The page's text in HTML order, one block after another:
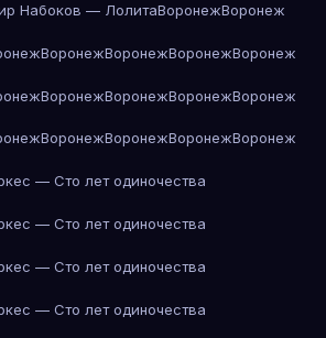
Набоков — ЛолитаВоронежВоронеж
ВоронежВоронежВоронежВоронеж
ВоронежВоронежВоронежВоронеж
ВоронежВоронежВоронежВоронеж
— Сто лет одиночества
— Сто лет одиночества
— Сто лет одиночества
— Сто лет одиночества